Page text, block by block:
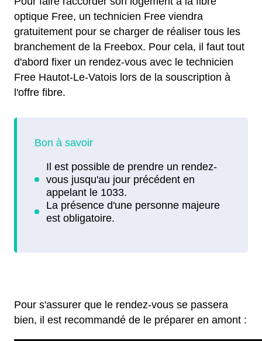
optique Free, un technicien Free viendra
gratuitement pour se charger de réaliser tous les
branchement de la Freebox. Pour cela, il faut tout
d'abord fixer un rendez-vous avec le technicien
Free Hautot-Le-Vatois lors de la souscription à
l'offre fibre.
Pour s'assurer que le rendez-vous se passera
bien, il est recommandé de le préparer en amont :